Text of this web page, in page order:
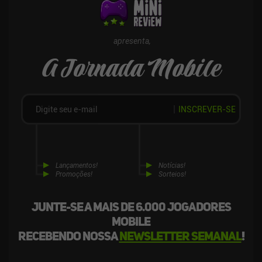
antecessor, ele oferece total liberdade para ir aonde quisermos e
fazer o que quisermos, o que os fãs de aventuras em mundo aberto
apresenta,
A Jornada Mobile
Junte-se a mais de 6.000 jogadores
mobile
recebendo nossanewsletter semanal!
Lançamentos!
Promoções!
Notícias!
Sorteios!
INSCREVER-SE